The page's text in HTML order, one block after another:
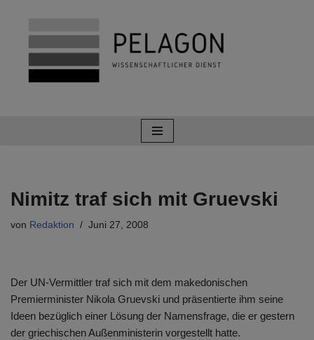
Zum
Inhalt
springen
Nimitz traf sich mit Gruevski
von Redaktion Juni 27, 2008
Der UN-Vermittler traf sich mit dem makedonischen
Premierminister Nikola Gruevski und präsentierte ihm seine
Ideen bezüglich einer Lösung der Namensfrage, die er gestern
der griechischen Außenministerin vorgestellt hatte.